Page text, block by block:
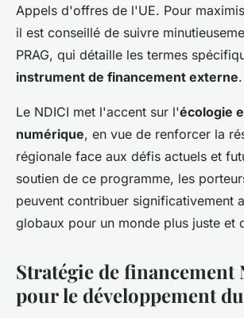
Appels d'offres de l'UE. Pour
il est conseillé de suivre
PRAG, qui détaille les termes
instrument de financement externe.
Le NDICI met l'accent sur l'écologie
numérique, en vue de renforcer la
régionale face aux défis actuels et
soutien de ce programme, les
peuvent contribuer significativement
globaux pour un monde plus juste et
Stratégie de financement
pour le développement